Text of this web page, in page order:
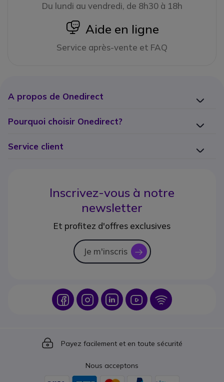
Du lundi au vendredi, de 8h30 à 18h
icon
Aide en ligne
Service après-vente et FAQ
A propos de Onedirect
Pourquoi choisir Onedirect?
Service client
Inscrivez-vous à notre
newsletter
Et profitez d'offres exclusives
Je m'inscris icon
Icon IconIcon Icon Icon
Icon
Payez facilement et en toute sécurité
Nous acceptons